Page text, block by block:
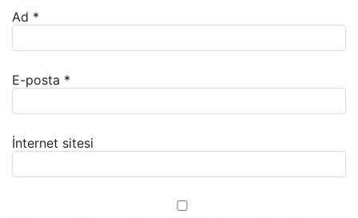
Ad *
E-posta *
İnternet sitesi